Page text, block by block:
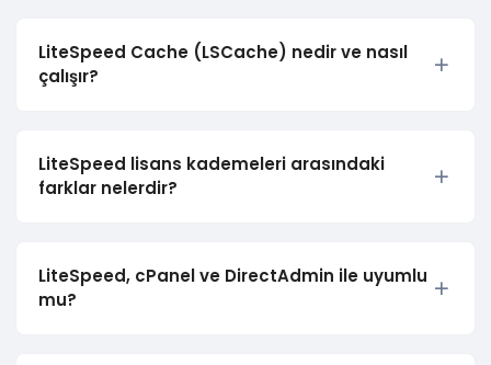
LiteSpeed Cache (LSCache) nedir ve nasıl
çalışır?
LiteSpeed lisans kademeleri arasındaki
farklar nelerdir?
LiteSpeed, cPanel ve DirectAdmin ile uyumlu
mu?